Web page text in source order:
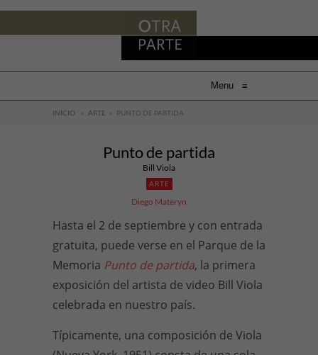
Menu ≡
INICIO » ARTE » PUNTO DE PARTIDA
Punto de partida
Bill Viola
ARTE
Diego Materyn
Hasta el 2 de septiembre y con entrada
gratuita, puede verse en el Parque de la
Memoria Punto de partida, la primera
exposición del artista de video Bill Viola
celebrada en nuestro país.
Típicamente, una composición de Viola